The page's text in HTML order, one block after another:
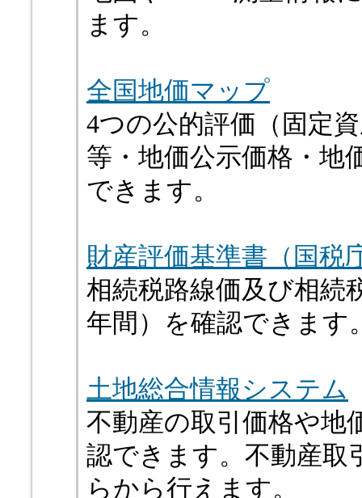
ます。
全国地価マップ
4つの公的評価（固定
等・地価公示価格・地
できます。
財産評価基準書（国税
相続税路線価及び相続
年間）を確認できます
土地総合情報システム
不動産の取引価格や地
認できます。不動産取
らから行えます。